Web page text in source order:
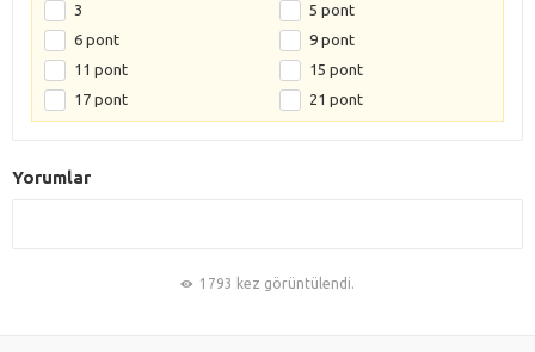
3
5 pont
6 pont
9 pont
11 pont
15 pont
17 pont
21 pont
Yorumlar
1793 kez görüntülendi.